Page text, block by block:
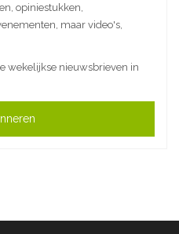
opiniestukken,
maar video's,
wekelijkse nieuwsbrieven in